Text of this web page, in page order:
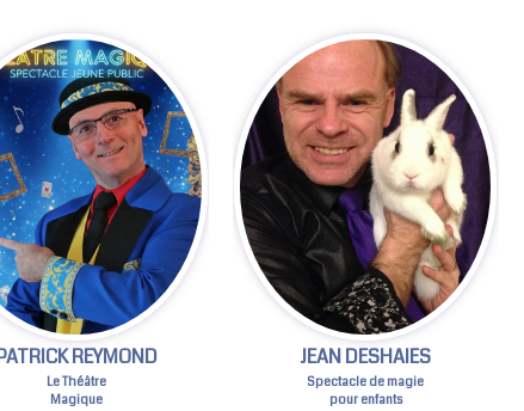
REYMOND
Le Théâtre
Magique
JEAN DESHAIES
Spectacle de magie
pour enfants